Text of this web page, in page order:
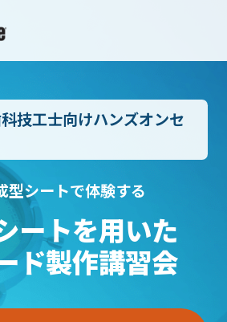
技工士向けハンズオンセ
型シートで体験する
ートを用いた
ド製作講習会